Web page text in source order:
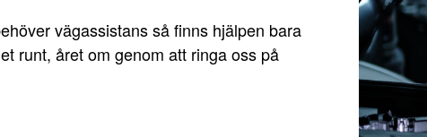
vägassistans så finns hjälpen bara
runt, året om genom att ringa oss på